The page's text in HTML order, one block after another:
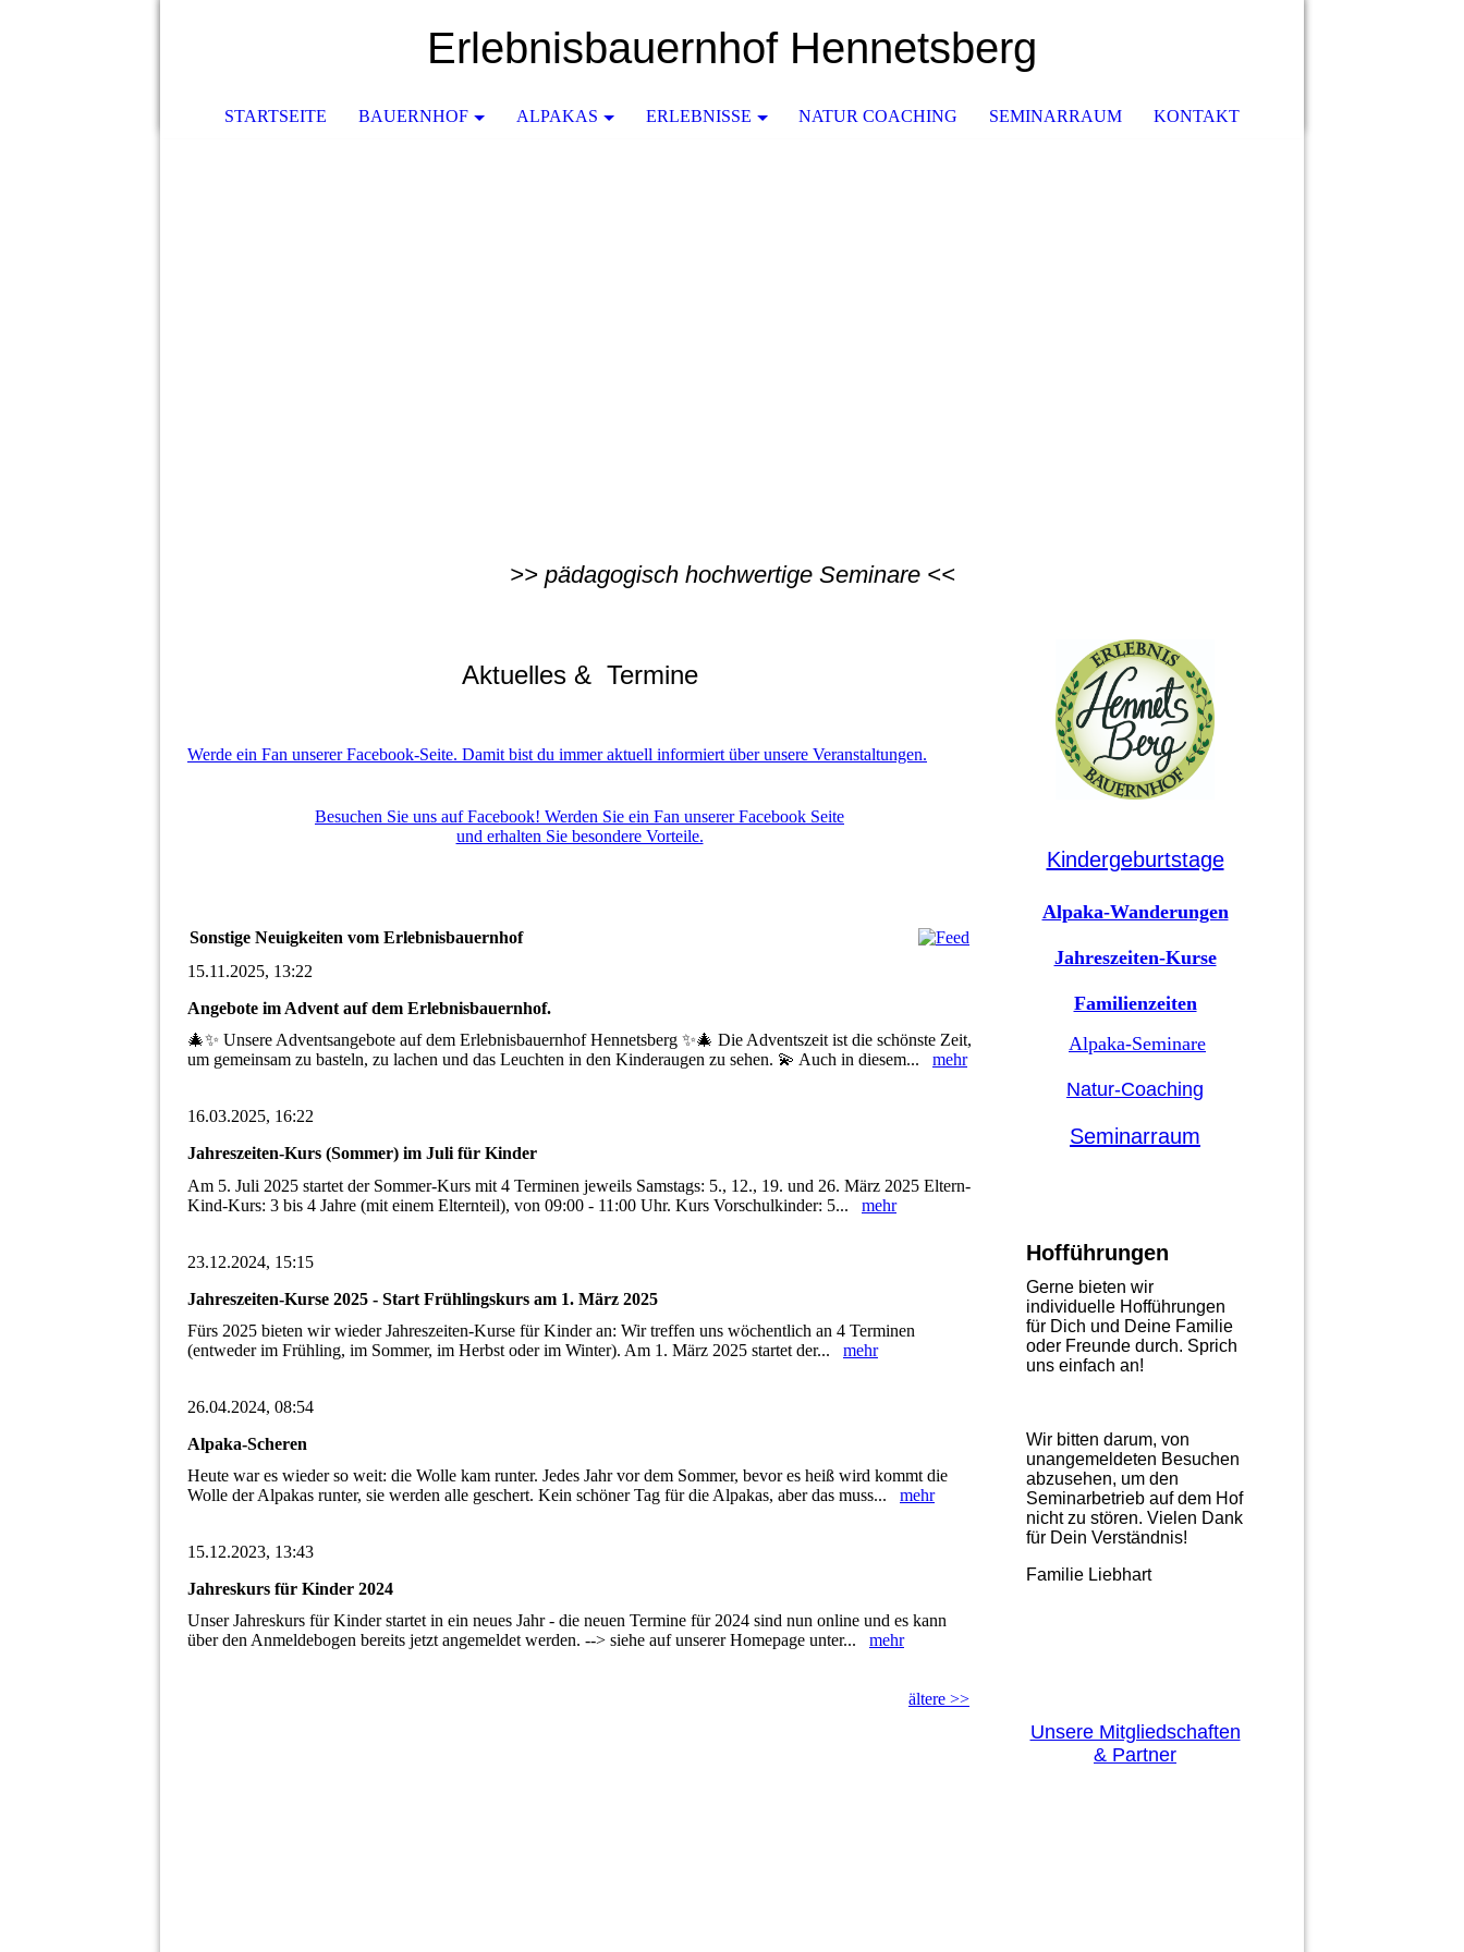
Erlebnisbauernhof Hennetsberg
STARTSEITE BAUERNHOF ALPAKAS ERLEBNISSE NATUR COACHING SEMINARRAUM KONTAKT
>> pädagogisch hochwertige Seminare <<
Aktuelles & Termine
Werde ein Fan unserer Facebook-Seite. Damit bist du immer aktuell informiert über unsere Veranstaltungen.
Besuchen Sie uns auf Facebook! Werden Sie ein Fan unserer Facebook Seite
und erhalten Sie besondere Vorteile.
Sonstige Neuigkeiten vom Erlebnisbauernhof
15.11.2025, 13:22
Angebote im Advent auf dem Erlebnisbauernhof.
🎄✨ Unsere Adventsangebote auf dem Erlebnisbauernhof Hennetsberg ✨🎄 Die Adventszeit ist die schönste Zeit,
um gemeinsam zu basteln, zu lachen und das Leuchten in den Kinderaugen zu sehen. 💫 Auch in diesem... mehr
16.03.2025, 16:22
Jahreszeiten-Kurs (Sommer) im Juli für Kinder
Am 5. Juli 2025 startet der Sommer-Kurs mit 4 Terminen jeweils Samstags: 5., 12., 19. und 26. März 2025 Eltern-
Kind-Kurs: 3 bis 4 Jahre (mit einem Elternteil), von 09:00 - 11:00 Uhr. Kurs Vorschulkinder: 5... mehr
23.12.2024, 15:15
Jahreszeiten-Kurse 2025 - Start Frühlingskurs am 1. März 2025
Fürs 2025 bieten wir wieder Jahreszeiten-Kurse für Kinder an: Wir treffen uns wöchentlich an 4 Terminen
(entweder im Frühling, im Sommer, im Herbst oder im Winter). Am 1. März 2025 startet der... mehr
26.04.2024, 08:54
Alpaka-Scheren
Heute war es wieder so weit: die Wolle kam runter. Jedes Jahr vor dem Sommer, bevor es heiß wird kommt die
Wolle der Alpakas runter, sie werden alle geschert. Kein schöner Tag für die Alpakas, aber das muss... mehr
15.12.2023, 13:43
Jahreskurs für Kinder 2024
Unser Jahreskurs für Kinder startet in ein neues Jahr - die neuen Termine für 2024 sind nun online und es kann
über den Anmeldebogen bereits jetzt angemeldet werden. --> siehe auf unserer Homepage unter... mehr
ältere >>
Kindergeburtstage
Alpaka-Wanderungen
Jahreszeiten-Kurse
Familienzeiten
Alpaka-Seminare
Natur-Coaching
Seminarraum
Hofführungen
Gerne bieten wir
individuelle Hofführungen
für Dich und Deine Familie
oder Freunde durch. Sprich
uns einfach an!
Wir bitten darum, von
unangemeldeten Besuchen
abzusehen, um den
Seminarbetrieb auf dem Hof
nicht zu stören. Vielen Dank
für Dein Verständnis!
Familie Liebhart
Unsere Mitgliedschaften
& Partner